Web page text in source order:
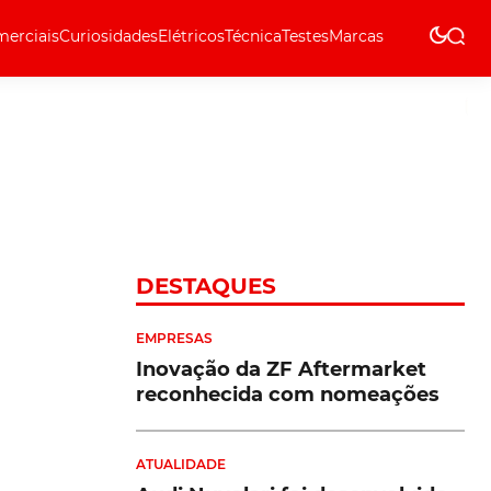
CuriosidadesElétricosTécnicaTestesMarcas
DESTAQUES
EMPRESAS
Inovação da ZF Aftermarket
reconhecida com nomeações
ATUALIDADE